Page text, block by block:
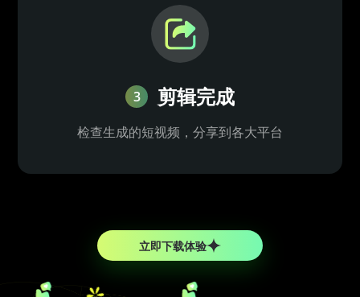
3 剪辑完成
检查生成的短视频，分享到各大平台
立即下载体验